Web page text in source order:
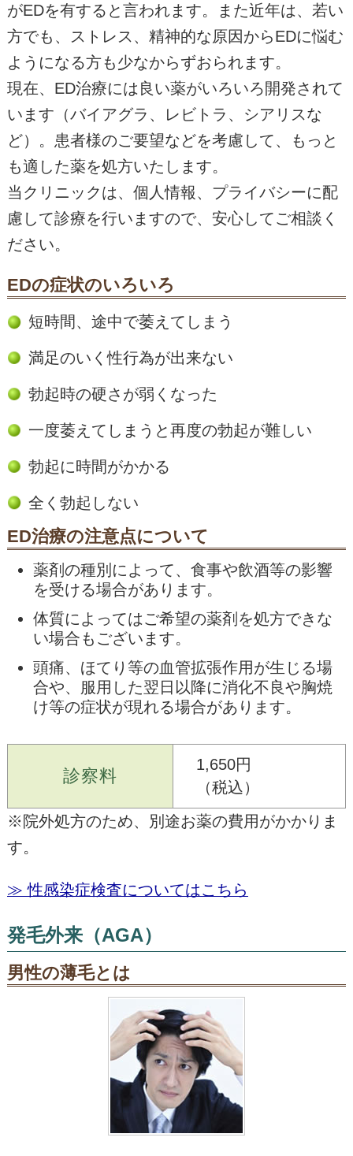
がEDを有すると言われます。また近年は、若い
方でも、ストレス、精神的な原因からEDに悩む
ようになる方も少なからずおられます。
現在、ED治療には良い薬がいろいろ開発されて
います（バイアグラ、レビトラ、シアリスな
ど）。患者様のご要望などを考慮して、もっと
も適した薬を処方いたします。
当クリニックは、個人情報、プライバシーに配
慮して診療を行いますので、安心してご相談く
ださい。
EDの症状のいろいろ
短時間、途中で萎えてしまう
満足のいく性行為が出来ない
勃起時の硬さが弱くなった
一度萎えてしまうと再度の勃起が難しい
勃起に時間がかかる
全く勃起しない
ED治療の注意点について
薬剤の種別によって、食事や飲酒等の影響
を受ける場合があります。
体質によってはご希望の薬剤を処方できな
い場合もございます。
頭痛、ほてり等の血管拡張作用が生じる場
合や、服用した翌日以降に消化不良や胸焼
け等の症状が現れる場合があります。
診察料
1,650円
（税込）
※院外処方のため、別途お薬の費用がかかりま
す。
≫ 性感染症検査についてはこちら
発毛外来（AGA）
男性の薄毛とは